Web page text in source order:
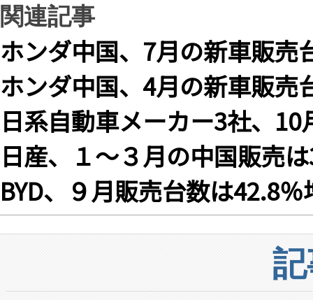
関連記事
ホンダ中国、7月の新車販売
ホンダ中国、4月の新車販売
日系自動車メーカー3社、
日産、１〜３月の中国販売
BYD、９月販売台数は42.8